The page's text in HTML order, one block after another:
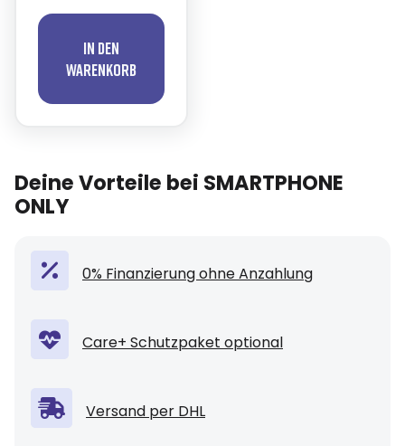
In den
Warenkorb
Deine Vorteile bei SMARTPHONE
ONLY
0% Finanzierung ohne Anzahlung
Care+ Schutzpaket optional
Versand per DHL